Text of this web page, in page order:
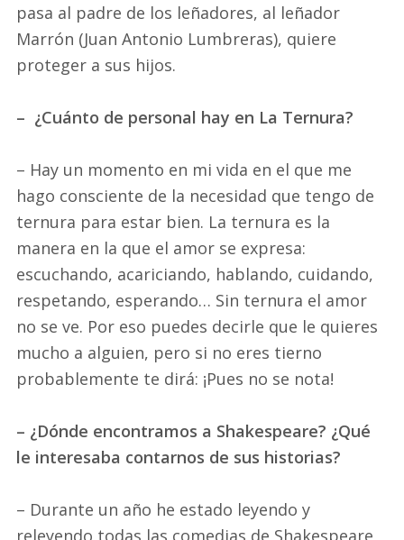
pasa al padre de los leñadores, al leñador
Marrón (Juan Antonio Lumbreras), quiere
proteger a sus hijos.
– ¿Cuánto de personal hay en La Ternura?
– Hay un momento en mi vida en el que me
hago consciente de la necesidad que tengo de
ternura para estar bien. La ternura es la
manera en la que el amor se expresa:
escuchando, acariciando, hablando, cuidando,
respetando, esperando… Sin ternura el amor
no se ve. Por eso puedes decirle que le quieres
mucho a alguien, pero si no eres tierno
probablemente te dirá: ¡Pues no se nota!
– ¿Dónde encontramos a Shakespeare? ¿Qué
le interesaba contarnos de sus historias?
– Durante un año he estado leyendo y
releyendo todas las comedias de Shakespeare